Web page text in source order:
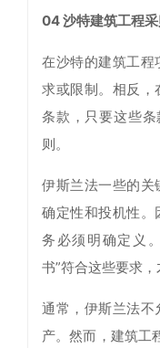
04 沙特建筑工程
在沙特的建筑工程
求或限制。相反，
条款，只要这些条
则。
伊斯兰法一些的关
确定性和投机性。
务必须明确定义
书”符合这些要求，
通常，伊斯兰法不
产。然而，建筑工